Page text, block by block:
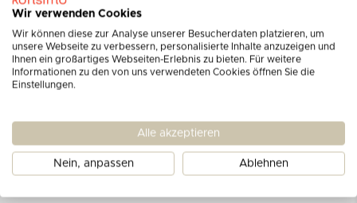
Abmessungen des Produkts:
HÖHE 40
Wir verwenden Cookies
Wir können diese zur Analyse unserer Besucherdaten platzieren, um
unsere Webseite zu verbessern, personalisierte Inhalte anzuzeigen und
Ihnen ein großartiges Webseiten-Erlebnis zu bieten. Für weitere
Informationen zu den von uns verwendeten Cookies öffnen Sie die
Einstellungen.
Alle akzeptieren
Nein, anpassen Ablehnen